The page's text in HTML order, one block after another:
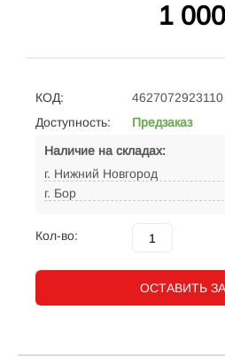
1 000
КОД:
4627072923110
Доступность:
Предзаказ
Наличие на складах:
г. Нижний Новгород
г. Бор
Кол-во:
ОСТАВИТЬ